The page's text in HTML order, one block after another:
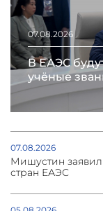
07.08.2026
В ЕАЭС
учёные
07.08.2026
Мишустин заявил
стран ЕАЭС